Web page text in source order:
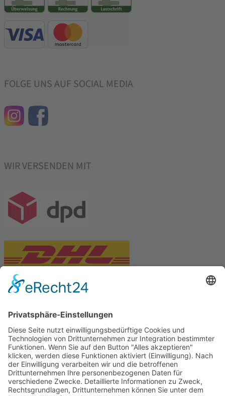
FOLGE UNS AUF SOCIAL MEDIA
WIR VERSENDEN MIT
Tekal – Textile Lebensqualität
Exklusive moderne & Orientteppiche
Feuerwerk XXL
Pyrotechnik online bestellen